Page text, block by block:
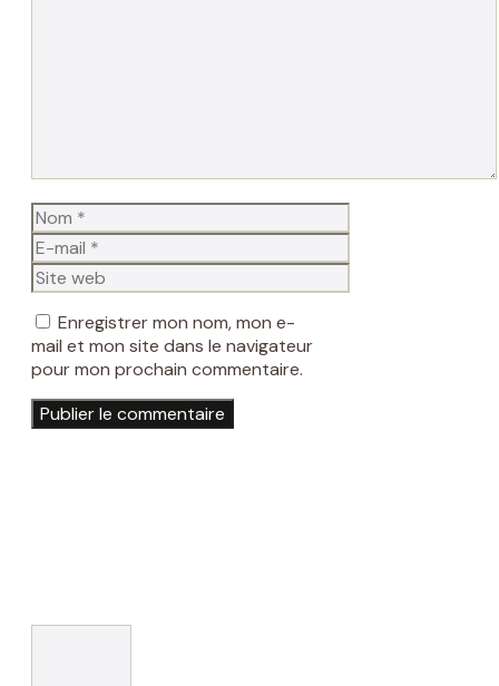
Nom
E-
mail
Site
web
Enregistrer mon nom, mon e-
mail et mon site dans le navigateur
pour mon prochain commentaire.